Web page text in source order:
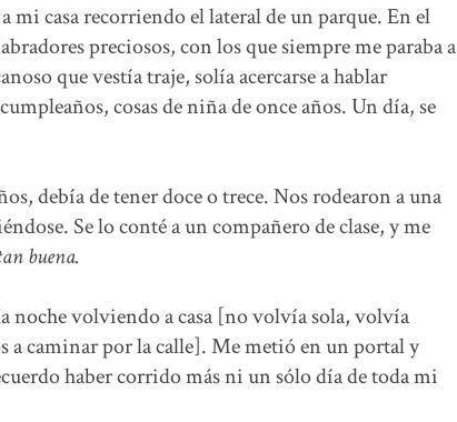
mi casa recorriendo el lateral de un parque. En el
preciosos, con los que siempre me paraba a
que vestía traje, solía acercarse a hablar
cosas de niña de once años. Un día, se
debía de tener doce o trece. Nos rodearon a una
Se lo conté a un compañero de clase, y me
buena.
noche volviendo a casa [no volvía sola, volvía
a caminar por la calle]. Me metió en un portal y
haber corrido más ni un sólo día de toda mi